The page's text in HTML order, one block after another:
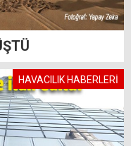
HAVACILIK HABERLERİ